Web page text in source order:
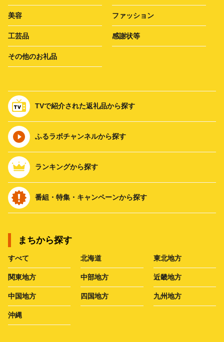
美容 ファッション
工芸品 感謝状等
その他のお礼品
TVで紹介された返礼品から探す
ふるラボチャンネルから探す
ランキングから探す
番組・特集・キャンペーンから探す
まちから探す
すべて 北海道 東北地方
関東地方 中部地方 近畿地方
中国地方 四国地方 九州地方
沖縄